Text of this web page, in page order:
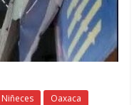
Niñeces Oaxaca